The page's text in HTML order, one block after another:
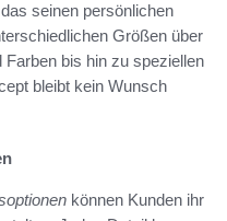
seinen persönlichen
Größen über
Farben bis hin zu speziellen
bleibt kein Wunsch
können Kunden ihr